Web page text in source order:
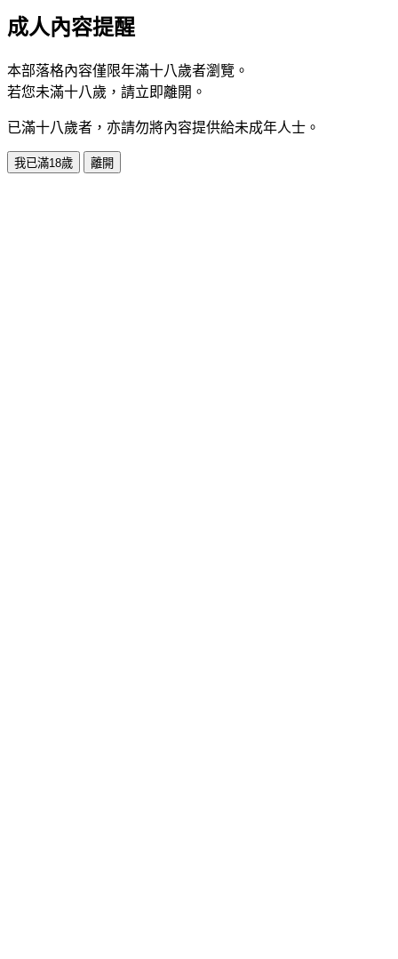
成人內容提醒
本部落格內容僅限年滿十八歲者瀏覽。
若您未滿十八歲，請立即離開。
已滿十八歲者，亦請勿將內容提供給未成年人士。
我已滿18歲 離開